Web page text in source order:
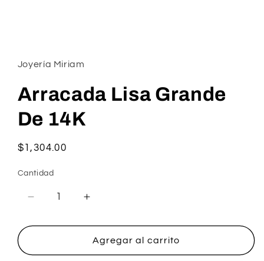
en
ventana
modal
Joyería Miriam
Arracada Lisa Grande
De 14K
Precio
$1,304.00
Cantidad
Reducir
para
Lisa
Aumentar
para
Arracada
Lisa
Agregar al carrito